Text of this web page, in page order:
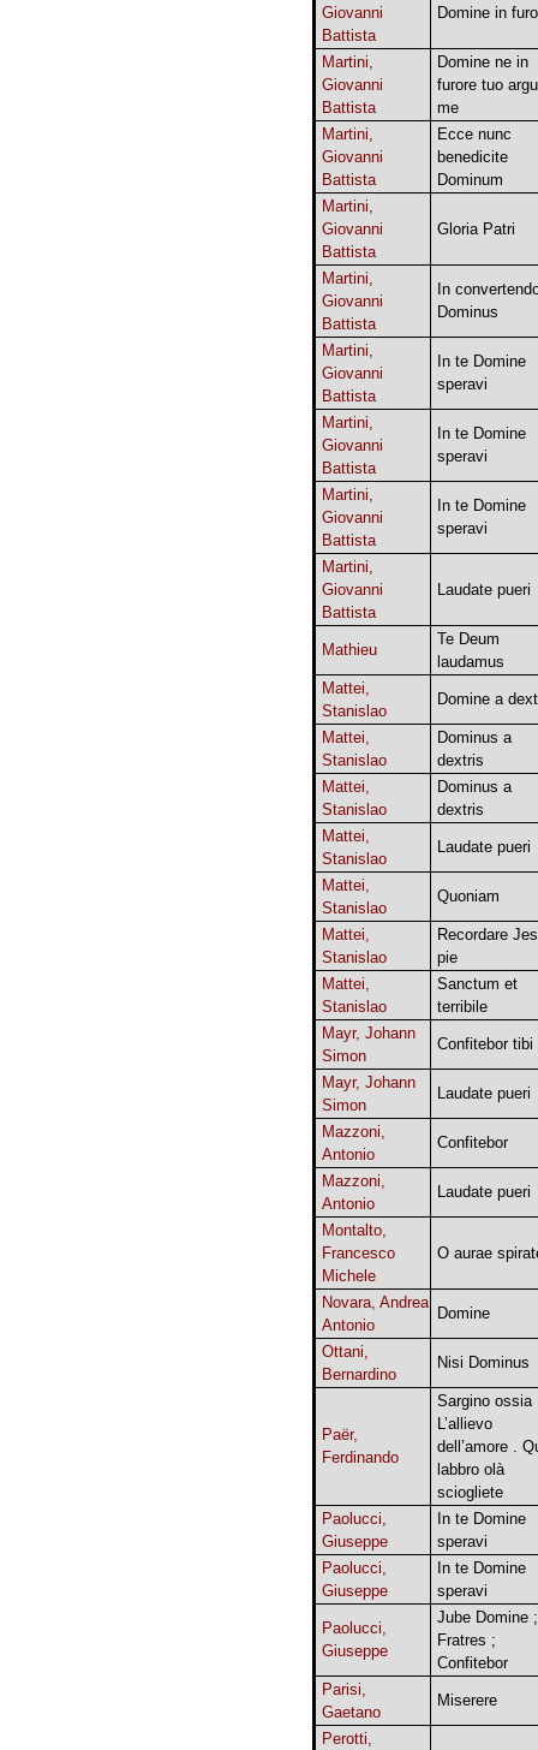
Giovanni
Battista
Domine in
Martini,
Giovanni
Battista
Domine ne in
furore tuo
me
Martini,
Giovanni
Battista
Ecce nunc
benedicite
Dominum
Martini,
Giovanni
Battista
Gloria Patri
Martini,
Giovanni
Battista
In
Dominus
Martini,
Giovanni
Battista
In te Domine
speravi
Martini,
Giovanni
Battista
In te Domine
speravi
Martini,
Giovanni
Battista
In te Domine
speravi
Martini,
Giovanni
Battista
Laudate pueri
Mathieu
Te Deum
laudamus
Mattei,
Stanislao
Domine a
Mattei,
Stanislao
Dominus a
dextris
Mattei,
Stanislao
Dominus a
dextris
Mattei,
Stanislao
Laudate pueri
Mattei,
Stanislao
Quoniam
Mattei,
Stanislao
Recordare
pie
Mattei,
Stanislao
Sanctum et
terribile
Mayr, Johann
Simon
Confitebor tibi
Mayr, Johann
Simon
Laudate pueri
Mazzoni,
Antonio
Confitebor
Mazzoni,
Antonio
Laudate pueri
Montalto,
Francesco
Michele
O aurae
Novara, Andrea
Antonio
Domine
Ottani,
Bernardino
Nisi Dominus
Paër,
Ferdinando
Sargino ossia
L’allievo
dell’amore .
labbro olà
sciogliete
Paolucci,
Giuseppe
In te Domine
speravi
Paolucci,
Giuseppe
In te Domine
speravi
Paolucci,
Giuseppe
Jube Domine ;
Fratres ;
Confitebor
Parisi,
Gaetano
Miserere
Perotti,